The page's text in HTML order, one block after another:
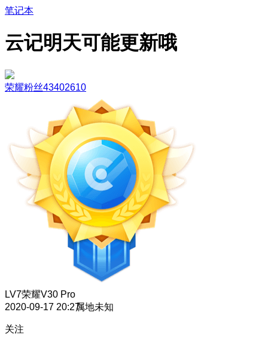
笔记本
云记明天可能更新哦
荣耀粉丝43402610
LV7荣耀V30 Pro
2020-09-17 20:27属地未知
关注